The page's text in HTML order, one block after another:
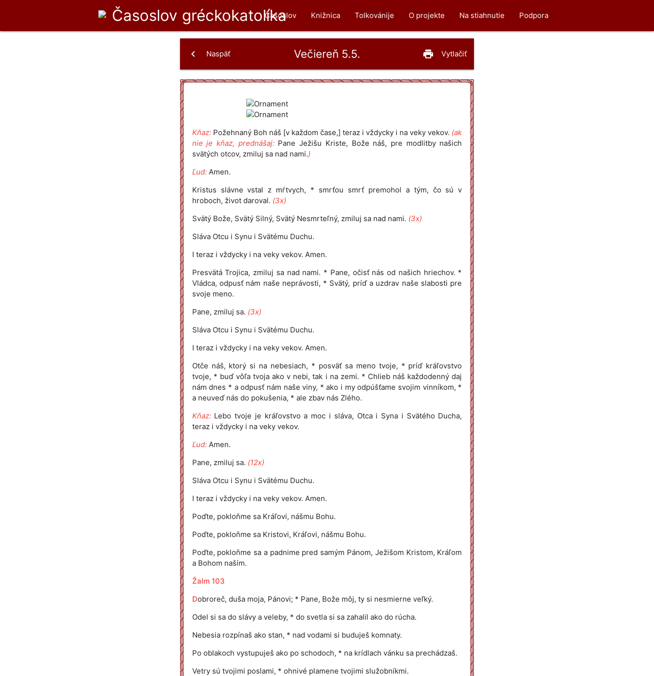
Časoslov gréckokatolíka
Časoslov Knižnica Tolkovánije O projekte Na stiahnutie Podpora
Večiereň 5.5.
chevron_left Naspäť print Vytlačiť
Kňaz:Požehnaný Boh náš [v každom čase,] teraz i vždycky i na veky vekov. (ak
nie je kňaz, prednášaj:Pane Ježišu Kriste, Bože náš, pre modlitby našich
svätých otcov, zmiluj sa nad nami.)
Ľud:Amen.
Kristus slávne vstal z mŕtvych, * smrťou smrť premohol a tým, čo sú v
hroboch, život daroval. (3x)
Svätý Bože, Svätý Silný, Svätý Nesmrteľný, zmiluj sa nad nami. (3x)
Sláva Otcu i Synu i Svätému Duchu.
I teraz i vždycky i na veky vekov. Amen.
Presvätá Trojica, zmiluj sa nad nami. * Pane, očisť nás od našich hriechov. *
Vládca, odpusť nám naše neprávosti, * Svätý, príď a uzdrav naše slabosti pre
svoje meno.
Pane, zmiluj sa. (3x)
Sláva Otcu i Synu i Svätému Duchu.
I teraz i vždycky i na veky vekov. Amen.
Otče náš, ktorý si na nebesiach, * posväť sa meno tvoje, * príď kráľovstvo
tvoje, * buď vôľa tvoja ako v nebi, tak i na zemi. * Chlieb náš každodenný daj
nám dnes * a odpusť nám naše viny, * ako i my odpúšťame svojim vinníkom, *
a neuveď nás do pokušenia, * ale zbav nás Zlého.
Kňaz:Lebo tvoje je kráľovstvo a moc i sláva, Otca i Syna i Svätého Ducha,
teraz i vždycky i na veky vekov.
Ľud:Amen.
Pane, zmiluj sa. (12x)
Sláva Otcu i Synu i Svätému Duchu.
I teraz i vždycky i na veky vekov. Amen.
Poďte, pokloňme sa Kráľovi, nášmu Bohu.
Poďte, pokloňme sa Kristovi, Kráľovi, nášmu Bohu.
Poďte, pokloňme sa a padnime pred samým Pánom, Ježišom Kristom, Kráľom
a Bohom naším.
Žalm 103
Dobroreč, duša moja, Pánovi; * Pane, Bože môj, ty si nesmierne veľký.
Odel si sa do slávy a veleby, * do svetla si sa zahalil ako do rúcha.
Nebesia rozpínaš ako stan, * nad vodami si buduješ komnaty.
Po oblakoch vystupuješ ako po schodoch, * na krídlach vánku sa prechádzaš.
Vetry sú tvojimi poslami, * ohnivé plamene tvojimi služobníkmi.